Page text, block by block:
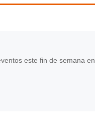
este fin de semana